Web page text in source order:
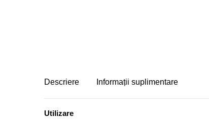
Descriere Informații suplimentare
Utilizare